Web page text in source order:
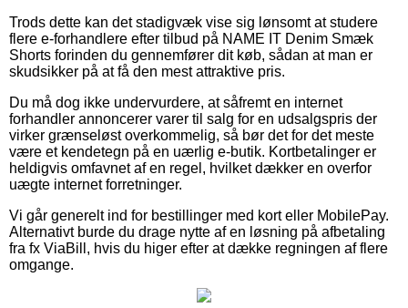
Trods dette kan det stadigvæk vise sig lønsomt at studere
flere e-forhandlere efter tilbud på NAME IT Denim Smæk
Shorts forinden du gennemfører dit køb, sådan at man er
skudsikker på at få den mest attraktive pris.
Du må dog ikke undervurdere, at såfremt en internet
forhandler annoncerer varer til salg for en udsalgspris der
virker grænseløst overkommelig, så bør det for det meste
være et kendetegn på en uærlig e-butik. Kortbetalinger er
heldigvis omfavnet af en regel, hvilket dækker en overfor
uægte internet forretninger.
Vi går generelt ind for bestillinger med kort eller MobilePay.
Alternativt burde du drage nytte af en løsning på afbetaling
fra fx ViaBill, hvis du higer efter at dække regningen af flere
omgange.